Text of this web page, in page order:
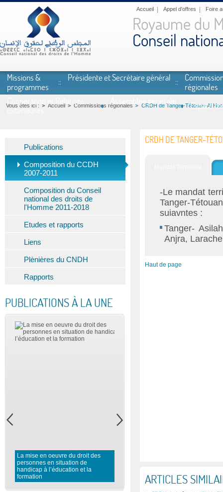
Aller au contenu principal
Accueil Appel d'offres Foire
Royaume du
Conseil
Missions &
programmes
Présidente et Secrétaire général
régionales
Coopération et Relations
extérieures
Assemblée générale Espace
Vous êtes ici : Accueil Commissions régionales CRDH de Tanger-Tétouan-Al
Publications
Composition du CCDH
2007-2011
Composition du Conseil
national des droits de
l'Homme 2011-2018
Etudes et rapports
Liens
Plènières du CNDH
Rapports
PUBLICATIONS À LA UNE
La mise en oeuvre du droit des
personnes en situation de
handicap à l’éducation et la
formation
législatives 2016
CRDH DE TANGER-
-Le mandat
Tanger-
suiavntes :
Tanger-
Anjra,
Haut de page
ARTICLES